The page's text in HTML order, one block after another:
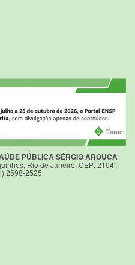
PÚBLICA SÉRGIO AROUCA
Rio de Janeiro. CEP: 21041-
2598-2525